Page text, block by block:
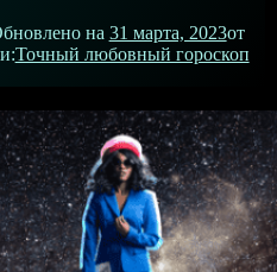
на 31 марта, 2023от
Точный любовный гороскоп